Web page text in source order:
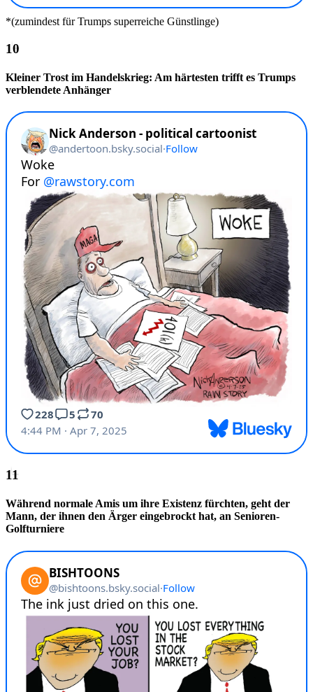
*(zumindest für Trumps superreiche Günstlinge)
Kleiner Trost im Handelskrieg: Am härtesten trifft es Trumps
verblendete Anhänger
Während normale Amis um ihre Existenz fürchten, geht der
Mann, der ihnen den Ärger eingebrockt hat, an Senioren-
Golfturniere